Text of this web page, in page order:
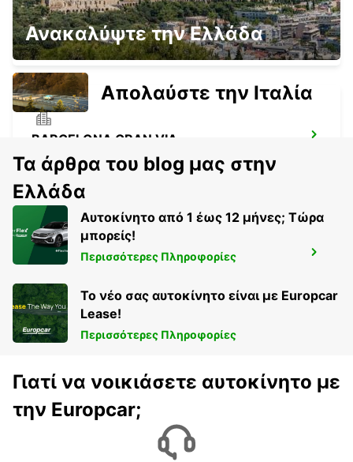
BARCELONA POBLENOU SUPERSITE
BARCELONA - SPAIN
BARCELONA GRAN VIA
BARCELONA - SPAIN
PERPIGNAN AIRPORT OPEN 2 12 25
Ανακαλύψτε την Ελλάδα
Απολαύστε την Ιταλία
Τα άρθρα του blog μας στην
Ελλάδα
Αυτοκίνητο από 1 έως 12 μήνες; Τώρα
μπορείς!
Περισσότερες Πληροφορίες
Το νέο σας αυτοκίνητο είναι με Europcar
Lease!
Περισσότερες Πληροφορίες
Γιατί να νοικιάσετε αυτοκίνητο με
την Europcar;